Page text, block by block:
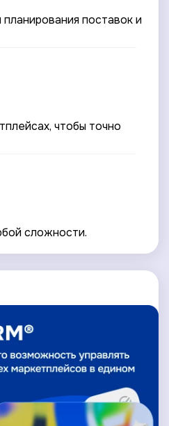
поставок и
чтобы точно
сложности.